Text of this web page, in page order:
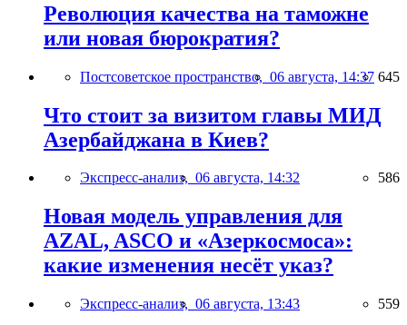
Революция качества на таможне
или новая бюрократия?
Постсоветское пространство, 06 августа, 14:37 645
Что стоит за визитом главы МИД
Азербайджана в Киев?
Экспресс-анализ, 06 августа, 14:32 586
Новая модель управления для
AZAL, ASCO и «Азеркосмоса»:
какие изменения несёт указ?
Экспресс-анализ, 06 августа, 13:43 559